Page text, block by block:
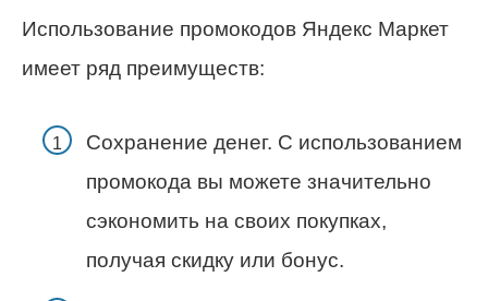
Использование промокодов Яндекс Маркет
имеет ряд преимуществ:
Сохранение денег. С использованием
промокода вы можете значительно
сэкономить на своих покупках,
получая скидку или бонус.